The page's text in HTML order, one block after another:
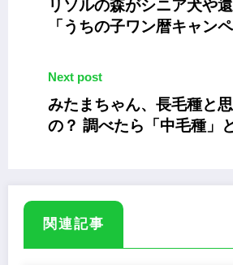
リソルの森がシニア犬や
「うちの子ワン暦キャン
Next post
みたまちゃん、長毛種と
の？ 調べたら「中毛種」
関連記事